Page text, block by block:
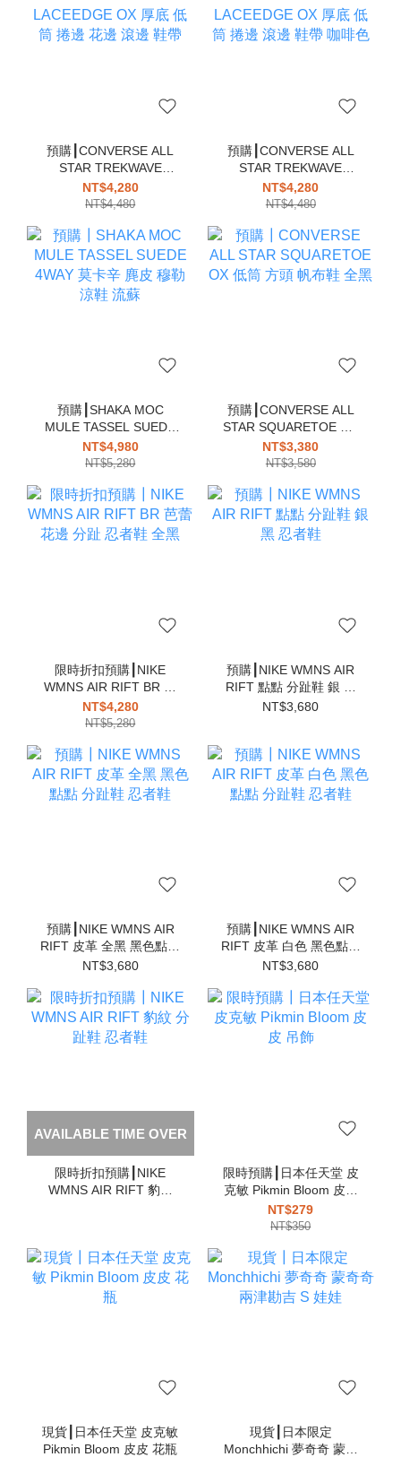
預購┃CONVERSE ALL
STAR TREKWAVE
LACEEDGE OX 厚底 低
筒 捲邊 花邊 滾邊 鞋帶
NT$4,280
NT$4,480
預購┃CONVERSE ALL
STAR TREKWAVE
LACEEDGE OX 厚底 低
筒 捲邊 滾邊 鞋帶 咖啡色
NT$4,280
NT$4,480
預購┃SHAKA MOC
MULE TASSEL SUEDE
4WAY 莫卡辛 麂皮 穆勒
涼鞋 流蘇
NT$4,980
NT$5,280
預購┃CONVERSE ALL
STAR SQUARETOE OX
低筒 方頭 帆布鞋 全黑
NT$3,380
NT$3,580
限時折扣預購┃NIKE
WMNS AIR RIFT BR 芭
蕾 花邊 分趾 忍者鞋 全黑
NT$4,280
NT$5,280
預購┃NIKE WMNS AIR
RIFT 點點 分趾鞋 銀 黑
忍者鞋
NT$3,680
預購┃NIKE WMNS AIR
RIFT 皮革 全黑 黑色點點
分趾鞋 忍者鞋
NT$3,680
預購┃NIKE WMNS AIR
RIFT 皮革 白色 黑色點點
分趾鞋 忍者鞋
NT$3,680
AVAILABLE TIME OVER
限時折扣預購┃NIKE
WMNS AIR RIFT 豹紋
限時預購┃日本任天堂 皮
克敏 Pikmin Bloom 皮皮
吊飾
NT$279
NT$350
現貨┃日本任天堂 皮克敏
Pikmin Bloom 皮皮 花瓶
現貨┃日本限定
Monchhichi 夢奇奇 蒙奇